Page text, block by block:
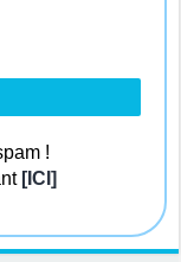
!
[ICI]